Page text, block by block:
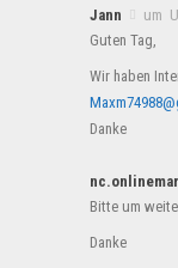
Jann
um
Guten Tag,
Wir haben
Danke
Bitte um
Danke